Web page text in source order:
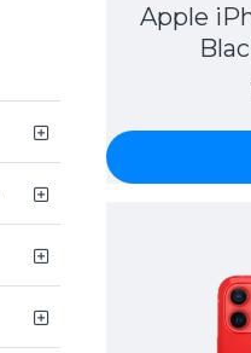
Apple